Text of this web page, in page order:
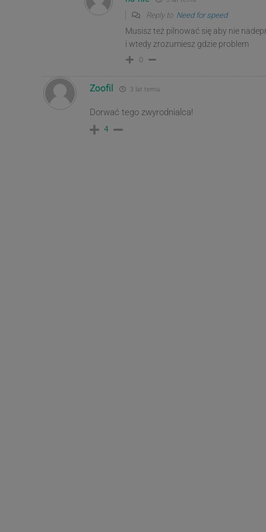
Reply to Need for speed
Musisz też pilnować się aby nie
i wtedy zrozumiesz gdzie problem
0
Zoofil 3 lat temu
Dorwać tego zwyrodnialca!
4